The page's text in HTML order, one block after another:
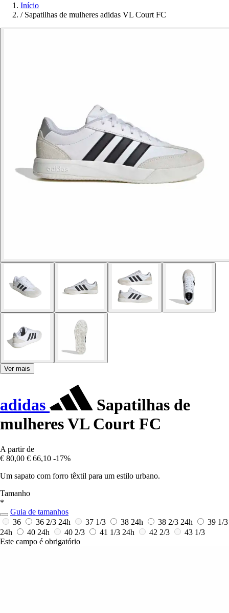
Início
/ Sapatilhas de mulheres adidas VL Court FC
Ver mais
adidas
Sapatilhas de
mulheres VL Court FC
A partir de
€ 80,00 € 66,10 -17%
Um sapato com forro têxtil para um estilo urbano.
Tamanho
*
Guia de tamanhos
36
36 2/3 24h 37 1/3 38 24h 38 2/3 24h
39 1/3
24h
40 24h 40 2/3 41 1/3 24h 42 2/3
43 1/3
Este campo é obrigatório